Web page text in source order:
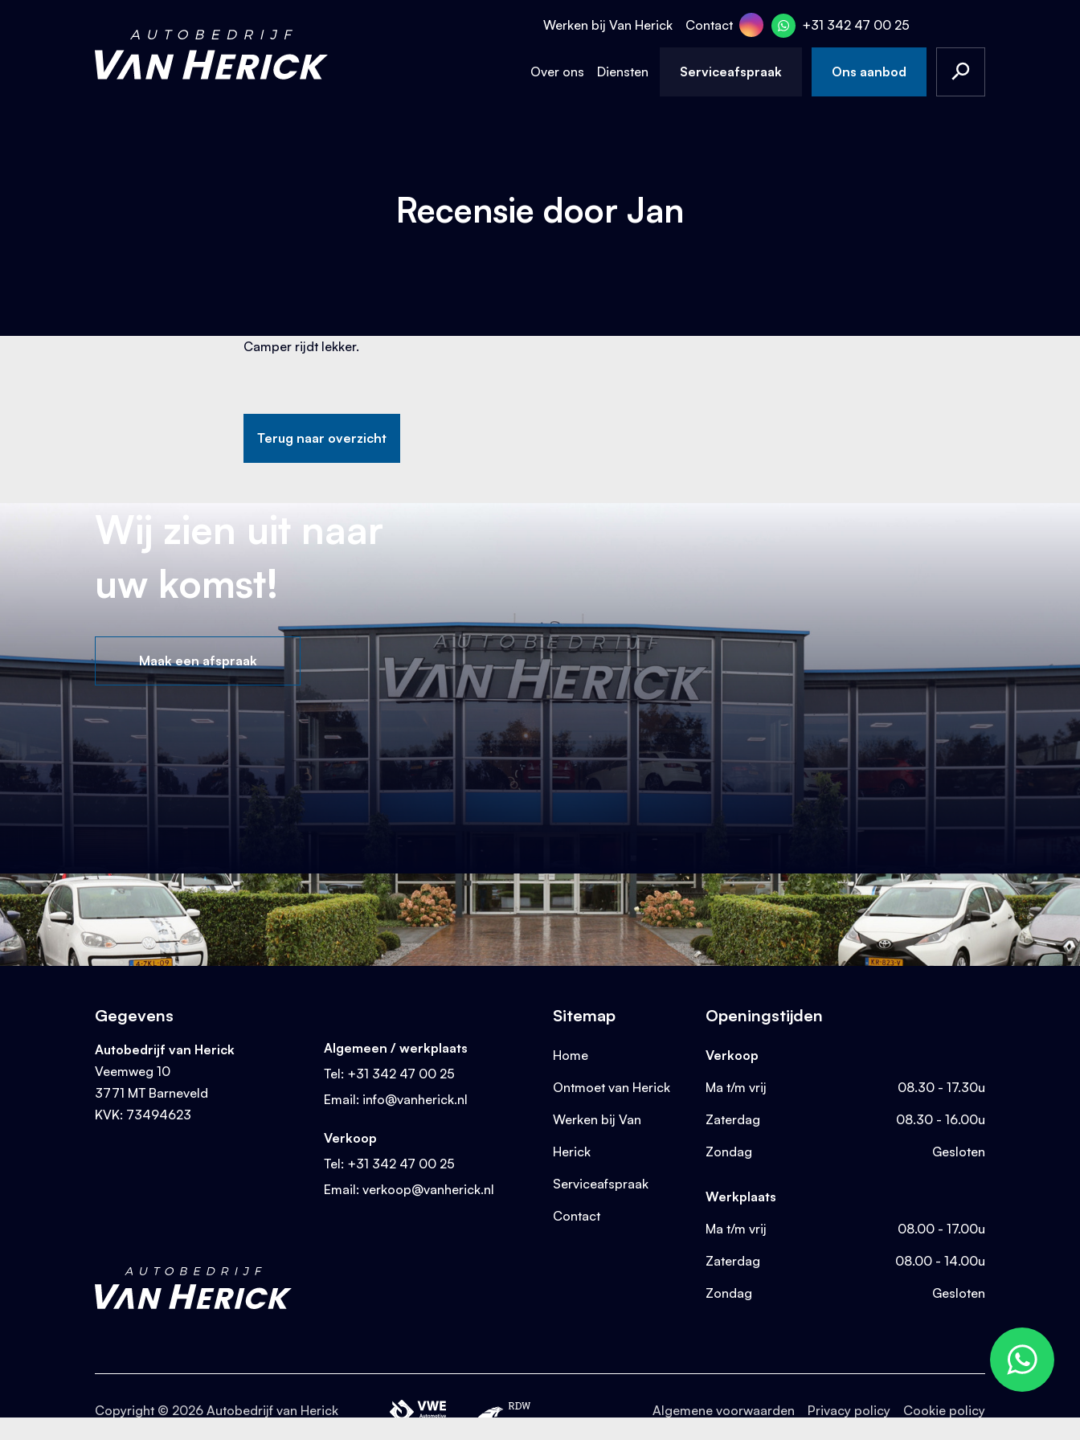
Werken bij Van Herick
Contact +31 342 47 00 25
Over ons Diensten Serviceafspraak Ons aanbod
Recensie door Jan
Camper rijdt lekker.
Terug naar overzicht
Wij zien uit naar
uw komst!
Maak een afspraak
Gegevens
Autobedrijf van Herick
Veemweg 10
3771 MT Barneveld
KVK: 73494623
Algemeen / werkplaats
Tel: +31 342 47 00 25
Email: info@vanherick.nl
Verkoop
Tel: +31 342 47 00 25
Email: verkoop@vanherick.nl
Sitemap
Home
Ontmoet van Herick
Werken bij Van
Herick
Serviceafspraak
Contact
Openingstijden
Verkoop
Ma t/m vrij
08.30 - 17.30u
Zaterdag
08.30 - 16.00u
Zondag
Gesloten
Werkplaats
Ma t/m vrij
08.00 - 17.00u
Zaterdag
08.00 - 14.00u
Zondag
Gesloten
Copyright © 2026 Autobedrijf van Herick Algemene voorwaarden Privacy policy Cookie policy
Zoeken
Zoeken
Met wie wilt u whatsappen?
Werkplaats whatsapp
+316 13 70 95 64
Verkoop whatsapp
+316 13 76 91 91
Bel met het team
+31 342 47 00 25
Plan een afspraak
Bekijk de auto bij ons op de zaak
Offerte aanvragen
Ontvang snel een offerte
Stel een vraag
Ontvang antwoord via e-mail
+31 342 47 00 25